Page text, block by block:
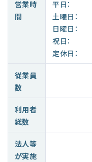
営業時
間
平日：
土曜日：
日曜日：
祝日：
定休日：
従業員
数
利用者
総数
法人等
が実施